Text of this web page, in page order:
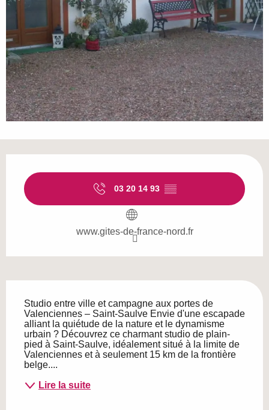
03 20 14 93 ▒▒
www.gites-de-france-nord.fr
Studio entre ville et campagne aux portes de
Valenciennes – Saint-Saulve Envie d'une escapade
alliant la quiétude de la nature et le dynamisme
urbain ? Découvrez ce charmant studio de plain-
pied à Saint-Saulve, idéalement situé à la limite de
Valenciennes et à seulement 15 km de la frontière
belge....
Lire la suite